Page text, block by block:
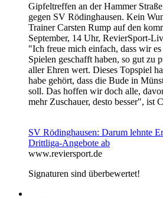
Gipfeltreffen an der Hammer
gegen SV Rödinghausen. Kein
Trainer Carsten Rump auf den
September, 14 Uhr, RevierSport-
"Ich freue mich einfach, dass wir
Spielen geschafft haben, so gut zu
aller Ehren wert. Dieses Topspiel
habe gehört, dass die Bude in
soll. Das hoffen wir doch alle,
mehr Zuschauer, desto besser", ist
SV Rödinghausen: Darum lehnte
Drittliga-Angebote ab
www.reviersport.de
Signaturen sind überbewertet!